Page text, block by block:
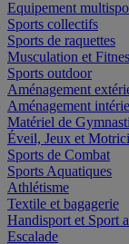
Equipement
Sports collectifs
Sports de raquettes
Musculation et
Sports outdoor
Aménagement
Aménagement
Matériel de
Éveil, Jeux et
Sports de Combat
Sports Aquatiques
Athlétisme
Textile et bagagerie
Handisport et Sport
Escalade